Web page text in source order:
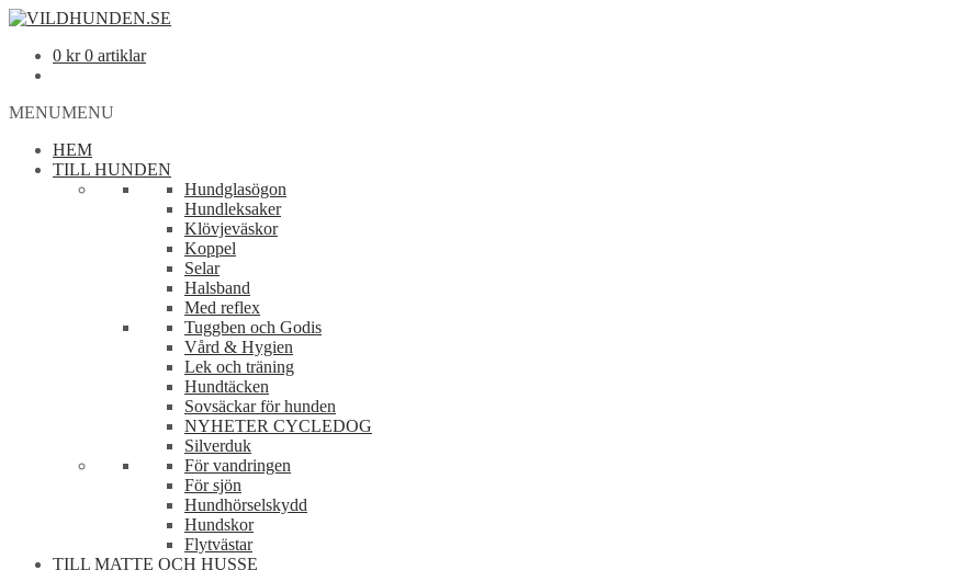
0 kr 0 artiklar
MENUMENU
HEM
TILL HUNDEN
Hundglasögon
Hundleksaker
Klövjeväskor
Koppel
Selar
Halsband
Med reflex
Tuggben och Godis
Vård & Hygien
Lek och träning
Hundtäcken
Sovsäckar för hunden
NYHETER CYCLEDOG
Silverduk
För vandringen
För sjön
Hundhörselskydd
Hundskor
Flytvästar
TILL MATTE OCH HUSSE